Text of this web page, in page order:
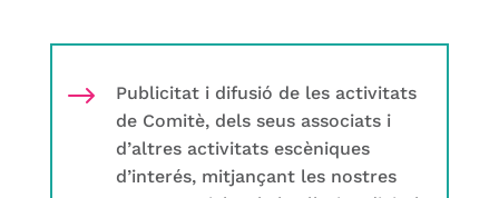
$
Publicitat i difusió de les activitats
de Comitè, dels seus associats i
d’altres activitats escèniques
d’interés, mitjançant les nostres